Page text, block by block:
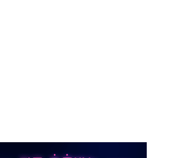
참가
익 흑자 전환
세는 과세 원칙 어긋나"
1000만 돌파
북 선관위 등 추가 압수수색